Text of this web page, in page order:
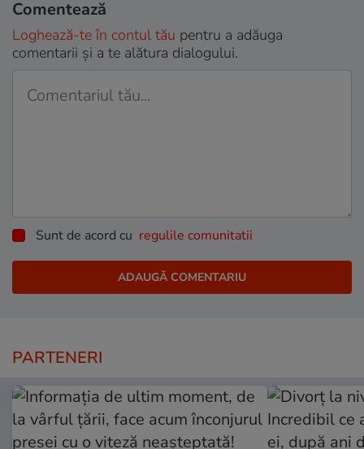
Comentează
Loghează-te în contul tău pentru a adăuga
comentarii și a te alătura dialogului.
Sunt de acord cu regulile comunitatii
PARTENERI